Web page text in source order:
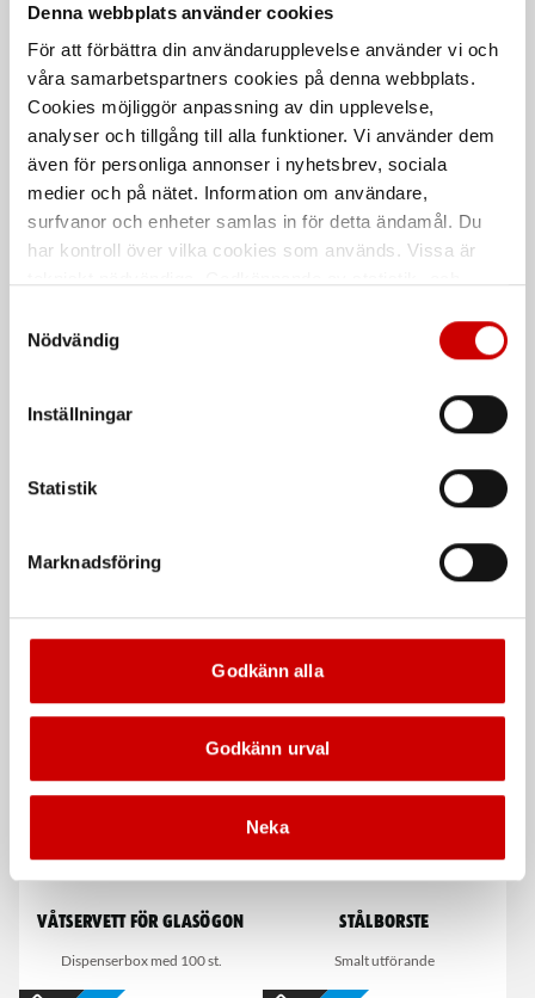
Denna webbplats använder cookies
För att förbättra din användarupplevelse använder vi och
våra samarbetspartners cookies på denna webbplats.
Cookies möjliggör anpassning av din upplevelse,
analyser och tillgång till alla funktioner. Vi använder dem
även för personliga annonser i nyhetsbrev, sociala
medier och på nätet. Information om användare,
surfvanor och enheter samlas in för detta ändamål. Du
har kontroll över vilka cookies som används. Vissa är
länder utanför EU med olika dataskyddsnormer. Genom
att godkänna samtycker du till sådana överföringar. Läs
Nödvändig
Inställningar
Statistik
Marknadsföring
Godkänn alla
Godkänn urval
Neka
Sexkantsmutter M6M FZB
Stål
Hållfasthetsklass 8
Förzinkad FZB (A2K)
DIN 934
Sexkantsmutter M6M A4
Rostfritt syrafast stål A4
DIN 934
Sexkantsmutter M6M ST
Hållfasthetsklass 10
Kampanj
Våtservett för glasögon
Dispenserbox med 100 st.
Stålborste
Smalt utförande